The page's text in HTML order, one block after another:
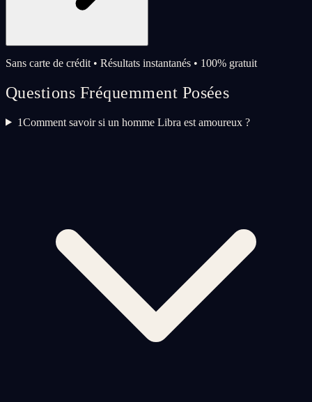
Sans carte de crédit • Résultats instantanés • 100% gratuit
Questions Fréquemment Posées
1Comment savoir si un homme Libra est amoureux ?